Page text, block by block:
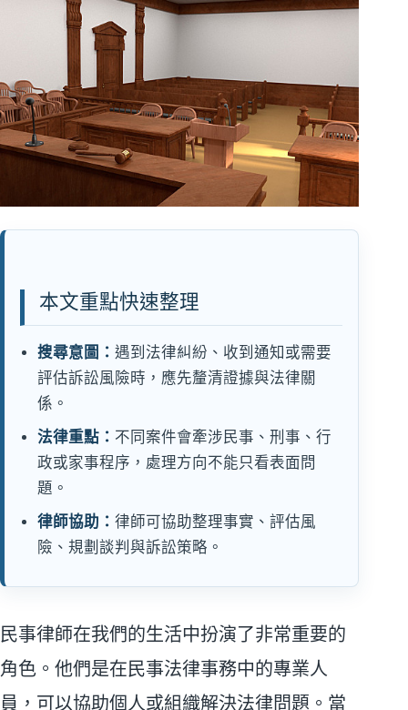
本文重點快速整理
搜尋意圖： 遇到法律糾紛、收到通知或需要
評估訴訟風險時，應先釐清證據與法律關
係。
法律重點： 不同案件會牽涉民事、刑事、行
政或家事程序，處理方向不能只看表面問
題。
律師協助： 律師可協助整理事實、評估風
險、規劃談判與訴訟策略。
民事律師在我們的生活中扮演了非常重要的
角色。他們是在民事法律事務中的專業人
員，可以協助個人或組織解決法律問題。當